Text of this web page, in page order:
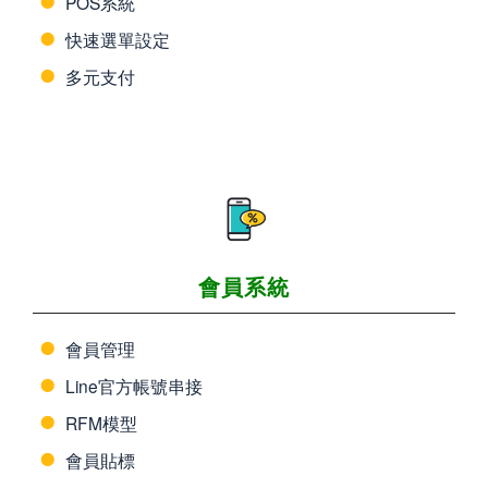
快速選單設定
多元支付
會員系統
會員管理
Line官方帳號串接
RFM模型
會員貼標